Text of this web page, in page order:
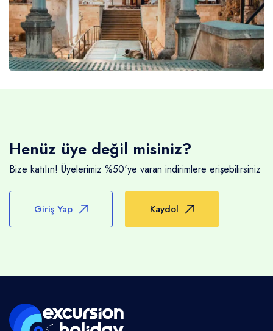
Henüz üye değil misiniz?
Bize katılın! Üyelerimiz %50'ye varan indirimlere erişebilirsiniz
Giriş Yap Kaydol